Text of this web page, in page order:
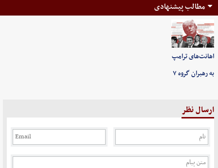
مطالب پیشنهادی
اهانت‌های ترامپ
به رهبران گروه ۷
ارسال نظر